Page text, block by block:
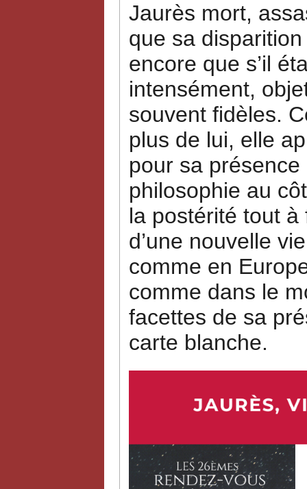
Jaurès mort,
que sa
encore que s’il
intensément,
souvent fidèles.
plus de lui, elle
pour sa présence
philosophie au
la postérité tout
d’une nouvelle
comme en
comme dans le
facettes de sa
carte blanche.